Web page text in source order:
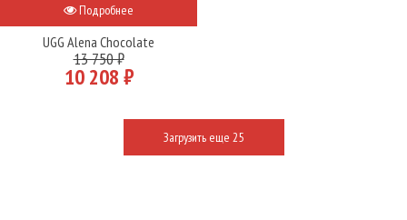
Подробнее
UGG Alena Chocolate
13 750 ₽
10 208 ₽
Загрузить еще 25